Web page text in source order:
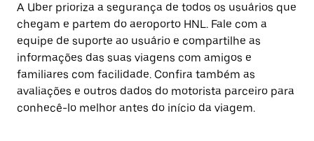
A Uber prioriza a segurança de todos os usuários que
chegam e partem do aeroporto HNL. Fale com a
equipe de suporte ao usuário e compartilhe as
informações das suas viagens com amigos e
familiares com facilidade. Confira também as
avaliações e outros dados do motorista parceiro para
conhecê-lo melhor antes do início da viagem.